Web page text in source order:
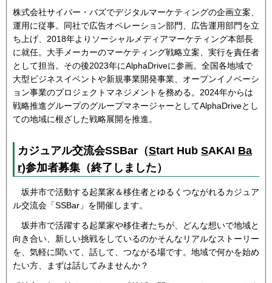
株式会社サイバー・バズでデジタルマーケティングの企画立案、
運用に従事。同社で広告オペレーション部門、広告運用部門を立
ち上げ、2018年よりソーシャルメディアマーケティング本部長
に就任。大手メーカーのマーケティング戦略立案、実行を責任者
として担当。その後2023年にAlphaDriveに参画。全国各地域で
大型ビジネスイベントや新規事業開発事業、オープンイノベーシ
ョン事業のプロジェクトマネジメントを務める。2024年からは
戦略推進グループのグループマネージャーとしてAlphaDriveとし
ての地域に根ざした戦略展開を推進。
カジュアル交流会SSBar（Start Hub SAKAI Ba
r)参加者募集（終了しました）
坂井市で活動する起業家＆移住者とゆるくつながれるカジュア
ル交流会「SSBar」を開催します。
坂井市で活躍する起業家や移住者たちが、どんな想いで地域と
向き合い、新しい挑戦をしているのかそんなリアルなストーリー
を、気軽に聞いて、話して、つながる場です。地域で何かを始め
たい方、まずは話してみませんか？